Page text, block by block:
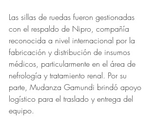
Las sillas de ruedas fueron gestionadas
con el respaldo de Nipro, compañía
reconocida a nivel internacional por la
fabricación y distribución de insumos
médicos, particularmente en el área de
nefrología y tratamiento renal. Por su
parte, Mudanza Gamundi brindó apoyo
logístico para el traslado y entrega del
equipo.